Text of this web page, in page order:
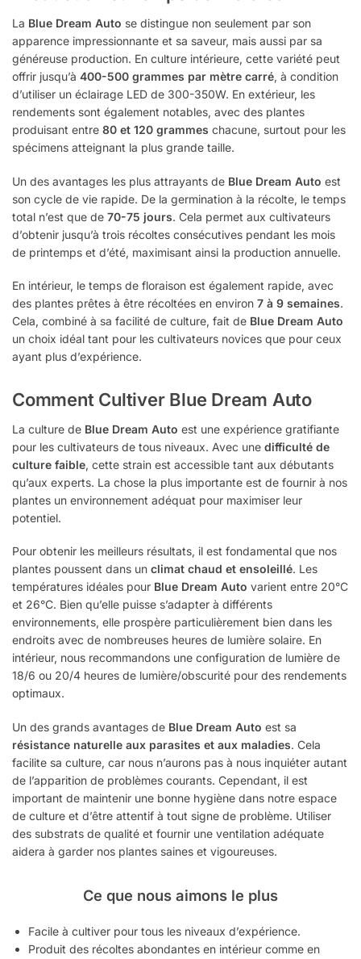
La Blue Dream Auto se distingue non seulement par son
apparence impressionnante et sa saveur, mais aussi par sa
généreuse production. En culture intérieure, cette variété peut
offrir jusqu’à 400-500 grammes par mètre carré, à condition
d’utiliser un éclairage LED de 300-350W. En extérieur, les
rendements sont également notables, avec des plantes
produisant entre 80 et 120 grammes chacune, surtout pour les
spécimens atteignant la plus grande taille.
Un des avantages les plus attrayants de Blue Dream Auto est
son cycle de vie rapide. De la germination à la récolte, le temps
total n’est que de 70-75 jours. Cela permet aux cultivateurs
d’obtenir jusqu’à trois récoltes consécutives pendant les mois
de printemps et d’été, maximisant ainsi la production annuelle.
En intérieur, le temps de floraison est également rapide, avec
des plantes prêtes à être récoltées en environ 7 à 9 semaines.
Cela, combiné à sa facilité de culture, fait de Blue Dream Auto
un choix idéal tant pour les cultivateurs novices que pour ceux
ayant plus d’expérience.
Comment Cultiver Blue Dream Auto
La culture de Blue Dream Auto est une expérience gratifiante
pour les cultivateurs de tous niveaux. Avec une difficulté de
culture faible, cette strain est accessible tant aux débutants
qu’aux experts. La chose la plus importante est de fournir à nos
plantes un environnement adéquat pour maximiser leur
potentiel.
Pour obtenir les meilleurs résultats, il est fondamental que nos
plantes poussent dans un climat chaud et ensoleillé. Les
températures idéales pour Blue Dream Auto varient entre 20°C
et 26°C. Bien qu’elle puisse s’adapter à différents
environnements, elle prospère particulièrement bien dans les
endroits avec de nombreuses heures de lumière solaire. En
intérieur, nous recommandons une configuration de lumière de
18/6 ou 20/4 heures de lumière/obscurité pour des rendements
optimaux.
Un des grands avantages de Blue Dream Auto est sa
résistance naturelle aux parasites et aux maladies. Cela
facilite sa culture, car nous n’aurons pas à nous inquiéter autant
de l’apparition de problèmes courants. Cependant, il est
important de maintenir une bonne hygiène dans notre espace
de culture et d’être attentif à tout signe de problème. Utiliser
des substrats de qualité et fournir une ventilation adéquate
aidera à garder nos plantes saines et vigoureuses.
Ce que nous aimons le plus
Facile à cultiver pour tous les niveaux d’expérience.
Produit des récoltes abondantes en intérieur comme en